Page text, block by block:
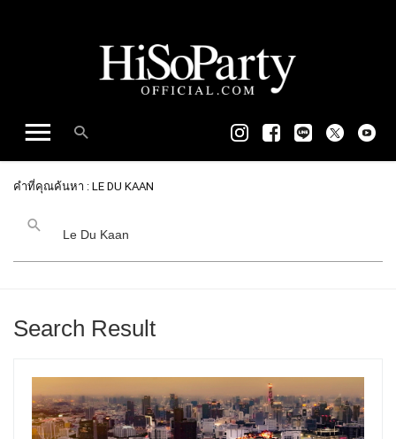
คำที่คุณค้นหา : LE DU KAAN
Search Result